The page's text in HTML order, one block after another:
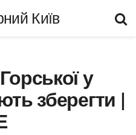
Київ
у
зберегти |